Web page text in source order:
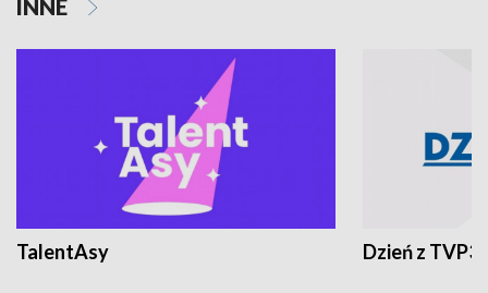
INNE
TalentAsy Dzień z TVP3